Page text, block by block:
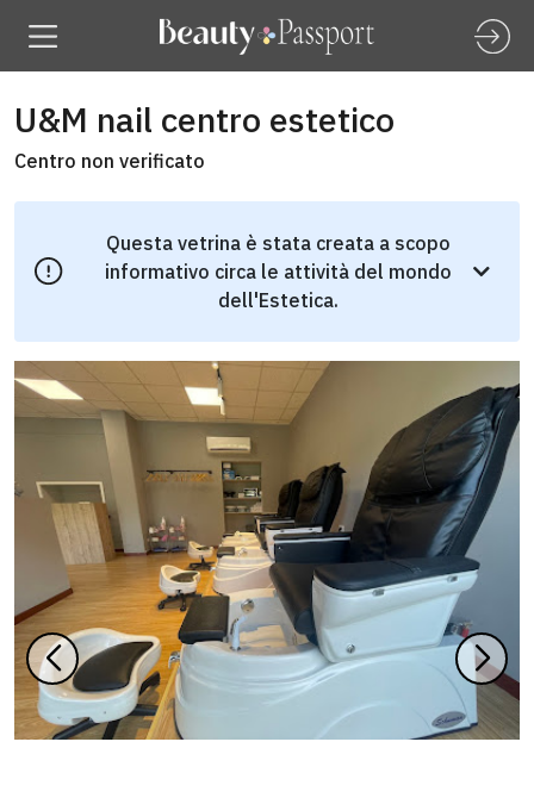
U&M nail centro estetico
Centro non verificato
Questa vetrina è stata creata a scopo
informativo circa le attività del mondo
dell'Estetica.